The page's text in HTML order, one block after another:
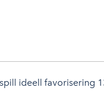
ideell favorisering